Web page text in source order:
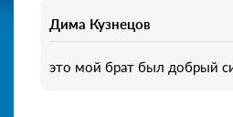
Дима Кузнецов
это мой брат был добрый